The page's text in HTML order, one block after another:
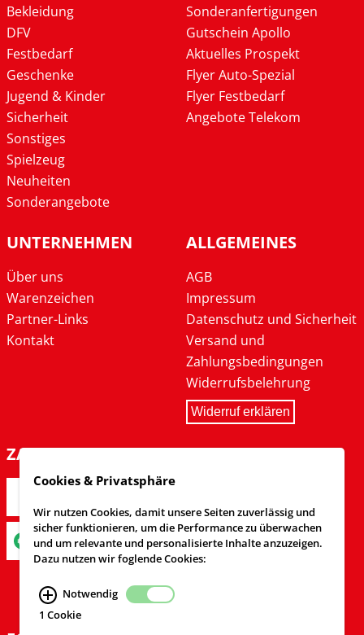
Bekleidung
DFV
Festbedarf
Geschenke
Jugend & Kinder
Sicherheit
Sonstiges
Spielzeug
Neuheiten
Sonderangebote
Sonderanfertigungen
Gutschein Apollo
Aktuelles Prospekt
Flyer Auto-Spezial
Flyer Festbedarf
Angebote Telekom
UNTERNEHMEN
Über uns
Warenzeichen
Partner-Links
Kontakt
ALLGEMEINES
AGB
Impressum
Datenschutz und Sicherheit
Versand und
Zahlungsbedingungen
Widerrufsbelehrung
Widerruf erklären
ZAHLARTEN
Cookies & Privatsphäre
Wir nutzen Cookies, damit unsere Seiten zuverlässig und
sicher funktionieren, um die Performance zu überwachen
und um relevante und personalisierte Inhalte anzuzeigen.
Dazu nutzen wir foglende Cookies:
Notwendig
1 Cookie